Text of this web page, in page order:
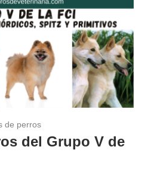
de perros
del Grupo V de